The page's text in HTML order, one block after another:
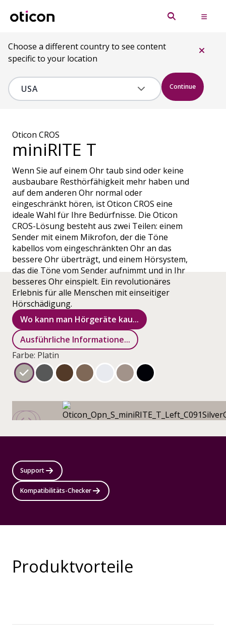
Choose a different country to see content
specific to your location
Continue
Oticon CROS
miniRITE T
Wenn Sie auf einem Ohr taub sind oder keine
ausbaubare Resthörfähigkeit mehr haben und
auf dem anderen Ohr normal oder
eingeschränkt hören, ist Oticon CROS eine
ideale Wahl für Ihre Bedürfnisse. Die Oticon
CROS-Lösung besteht aus zwei Teilen: einem
Sender mit einem Mikrofon, der die Töne
kabellos vom eingeschränkten Ohr an das
bessere Ohr überträgt, und einem Hörsystem,
das die Töne vom Sender aufnimmt und in Ihr
besseres Ohr einspielt. Ein revolutionäres
Erlebnis für alle Menschen mit einseitiger
Hörschädigung.
Wo kann man Hörgeräte kau...
Ausführliche Informatione...
Farbe: Platin
Support
Kompatibilitäts-Checker
Produktvorteile